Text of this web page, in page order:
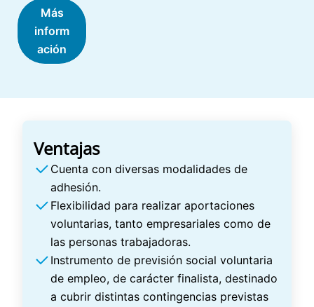
Más
inform
ación
Ventajas
Cuenta con diversas modalidades de
adhesión.
Flexibilidad para realizar aportaciones
voluntarias, tanto empresariales como de
las personas trabajadoras.
Instrumento de previsión social voluntaria
de empleo, de carácter finalista, destinado
a cubrir distintas contingencias previstas